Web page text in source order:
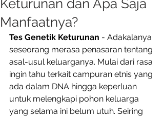
Keturunan dan Apa Saja
Manfaatnya?
Tes Genetik Keturunan - Adakalanya
seseorang merasa penasaran tentang
asal-usul keluarganya. Mulai dari rasa
ingin tahu terkait campuran etnis yang
ada dalam DNA hingga keperluan
untuk melengkapi pohon keluarga
yang selama ini belum utuh. Seiring